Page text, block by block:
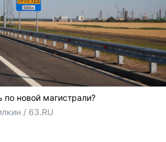
по новой магистрали?
/ 63.RU